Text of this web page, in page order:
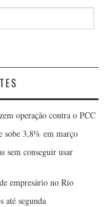
operação contra o PCC
sobe 3,8% em março
sem conseguir usar
empresário no Rio
até segunda